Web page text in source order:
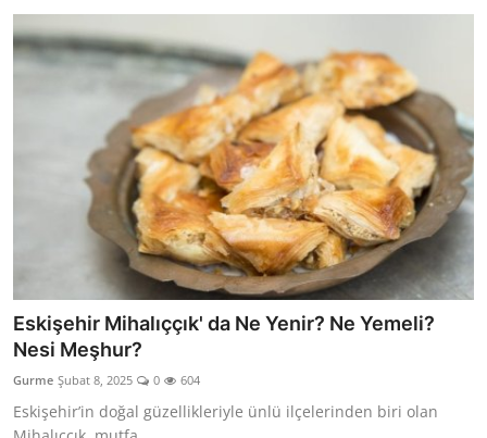
Mekan & Lezzet Rotaları
Temel Gıda ve Ürün Rehberleri
İçecek Kültürü & Barista
Yöresel Tarifler & Ev Yemekleri
Gıda Güvenliği & Sağlık
İçecek Kültürü & Rehberleri
Popüler Kültür & Mutfak Tarihi
Mutfak Temizliği & Pratik Bilgiler
Anne & Bebek Beslenmesi
Eskişehir Mihalıççık' da Ne Yenir? Ne Yemeli?
Nesi Meşhur?
Gurme Şubat 8, 2025 0 604
Eskişehir’in doğal güzellikleriyle ünlü ilçelerinden biri olan